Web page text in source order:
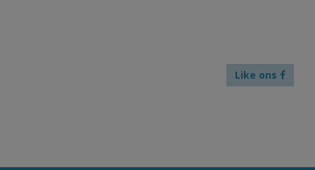
Like ons